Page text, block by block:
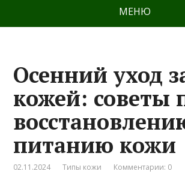
МЕНЮ
Осенний уход
кожей: советы
питанию кожи
02.11.2024 Типы кожи Комментарии: 0